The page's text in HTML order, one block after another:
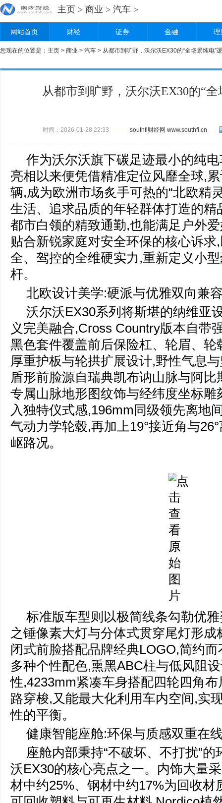
主页 > 商业 > 汽车 >
网站首页 财经 证券 金融
您现在的位置是： 主页 > 商业 > 汽车 > 从都市到旷野，沃尔沃EX30的“全场景纯电”
从都市到旷野，沃尔沃EX30的“
时间：2026-01-28 22:33 southfi财经网 www.southfi.cn
作为沃尔沃旗下碳足迹最小的纯
亮相以来便凭借精准定位风靡全球,
辆,成为欧洲市场炙手可热的“北欧精
生活、追求品质的年轻群体打造的精
都市白领的精致通勤,也能满足户外
贴合新锐家庭对安全环保的核心诉求
全、驾控的全维硬实力,重新定义小
杆。
北欧设计美学:硬派与优雅双向兼
沃尔沃EX30系列将斯堪的纳维亚
义完美融合,Cross Country版本自带
黑色套件覆盖前后保险杠、轮眉、轮
厚重护板与轮拱扩展设计,野性气息
盾形前脸源自瑞典凯布讷山脉与阿
专属山脉地形图纹饰与经纬度坐标雕
入独特仪式感,196mm同级领先离地
气动力学轮毂,再加上19°接近角与
岖路况。
标准版车型则以极简线条勾勒优雅
之锤像素大灯与分体式贯穿尾灯形成
闭式前脸搭配品牌经典LOGO,简约
多种个性配色,熏黑ABC柱与低风阻
性,4233mm紧凑车身搭配四轮四角
路穿梭,又能最大化利用车内空间,实
性的平衡。
健康智能座舱:环保与质感双重在
座舱内部秉持“不破坏、不打扰”
沃EX30的核心亮点之一。内饰大量
材中约25%、钢材中约17%为回收材